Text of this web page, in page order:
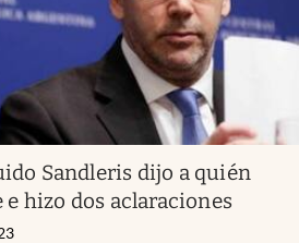
Sandleris dijo a quién
hizo dos aclaraciones